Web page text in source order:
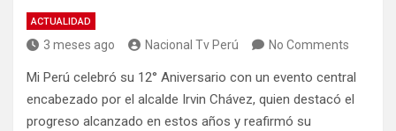
ACTUALIDAD
3 meses ago Nacional Tv Perú No Comments
Mi Perú celebró su 12° Aniversario con un evento central
encabezado por el alcalde Irvin Chávez, quien destacó el
progreso alcanzado en estos años y reafirmó su